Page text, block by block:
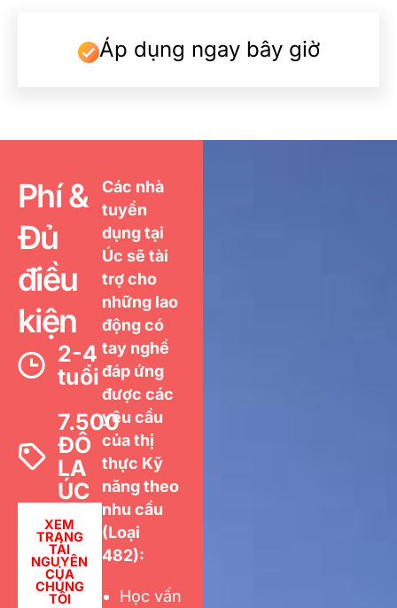
Áp dụng ngay bây giờ
Phí &
Đủ
điều
kiện
2-4
tuổi
7.500
ĐÔ
LA
ÚC
XEM
TRANG
TÀI
NGUYÊN
CỦA
CHÚNG
TÔI
Các nhà
tuyển
dụng tại
Úc sẽ tài
trợ cho
những lao
động có
tay nghề
đáp ứng
được các
yêu cầu
của thị
thực Kỹ
năng theo
nhu cầu
(Loại
482):
Học vấn